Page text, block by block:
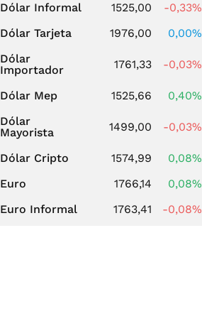
Dólar Informal
1525,00
-0,33%
Dólar Tarjeta
1976,00
0,00%
Dólar
Importador
1761,33 -0,03%
Dólar Mep 1525,66
0,40%
Dólar
Mayorista
1499,00 -0,03%
Dólar Cripto 1574,99
0,08%
Euro
1766,14
0,08%
Euro Informal
1763,41 -0,08%